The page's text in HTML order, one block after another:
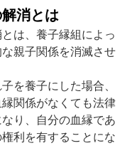
消とは
は、養子縁組によっ
親子関係を消滅させ
を養子にした場合、
関係がなくても法律
なり、自分の血縁であ
利を有することにな